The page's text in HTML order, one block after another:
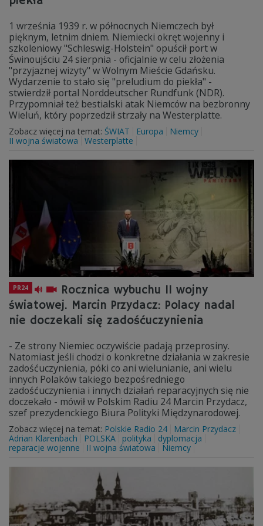
1 września 1939 r. w północnych Niemczech był
pięknym, letnim dniem. Niemiecki okręt wojenny i
szkoleniowy "Schleswig-Holstein" opuścił port w
Świnoujściu 24 sierpnia - oficjalnie w celu złożenia
"przyjaznej wizyty" w Wolnym Mieście Gdańsku.
Wydarzenie to stało się "preludium do piekła" -
stwierdził portal Norddeutscher Rundfunk (NDR).
Przypomniał też bestialski atak Niemców na bezbronny
Wieluń, który poprzedził strzały na Westerplatte.
Zobacz więcej na temat: ŚWIAT Europa
Niemcy
II wojna światowa
Westerplatte
PR24
Rocznica wybuchu II wojny
światowej. Marcin Przydacz: Polacy nadal
nie doczekali się zadośćuczynienia
- Ze strony Niemiec oczywiście padają przeprosiny.
Natomiast jeśli chodzi o konkretne działania w zakresie
zadośćuczynienia, póki co ani wielunianie, ani wielu
innych Polaków takiego bezpośredniego
zadośćuczynienia i innych działań reparacyjnych się nie
doczekało - mówił w Polskim Radiu 24 Marcin Przydacz,
szef prezydenckiego Biura Polityki Międzynarodowej.
Zobacz więcej na temat: Polskie Radio 24
Marcin Przydacz
Adrian Klarenbach
POLSKA polityka
dyplomacja
reparacje wojenne
II wojna światowa Niemcy